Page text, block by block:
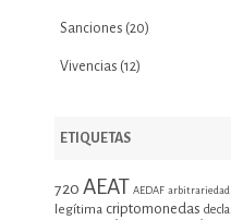
Sanciones (20)
Vivencias (12)
ETIQUETAS
720 AEAT AEDAF arbitrariedad
legítima criptomonedas